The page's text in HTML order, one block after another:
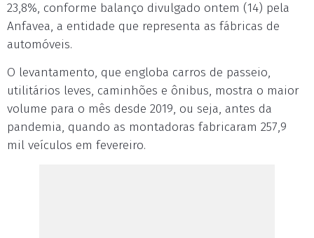
23,8%, conforme balanço divulgado ontem (14) pela
Anfavea, a entidade que representa as fábricas de
automóveis.
O levantamento, que engloba carros de passeio,
utilitários leves, caminhões e ônibus, mostra o maior
volume para o mês desde 2019, ou seja, antes da
pandemia, quando as montadoras fabricaram 257,9
mil veículos em fevereiro.